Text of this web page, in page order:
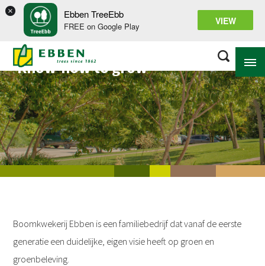
× Ebben TreeEbb
FREE on Google Play VIEW
OVER EBBEN
OPLOSSINGEN
ASSORTIMENT
Know-how to grow
Boomkwekerij Ebben is een familiebedrijf dat vanaf de eerste
generatie een duidelijke, eigen visie heeft op groen en
groenbeleving.